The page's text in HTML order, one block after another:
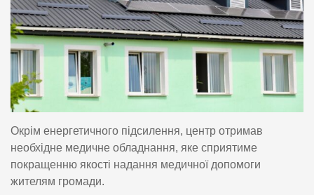
Окрім енергетичного підсилення, центр отримав
необхідне медичне обладнання, яке сприятиме
покращенню якості надання медичної допомоги
жителям громади.